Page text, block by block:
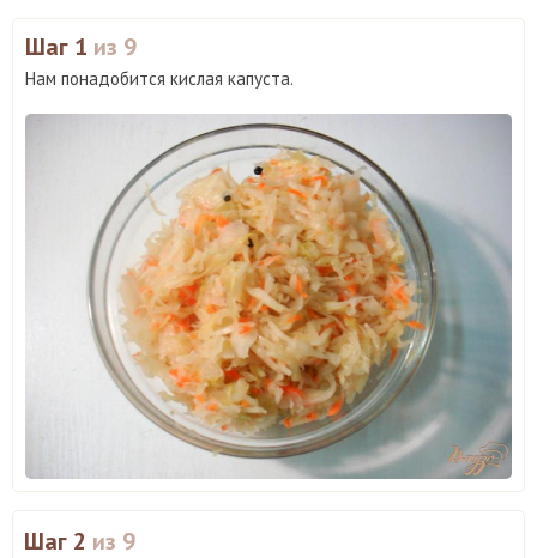
Шаг 1 из 9
Нам понадобится кислая капуста.
Шаг 2 из 9